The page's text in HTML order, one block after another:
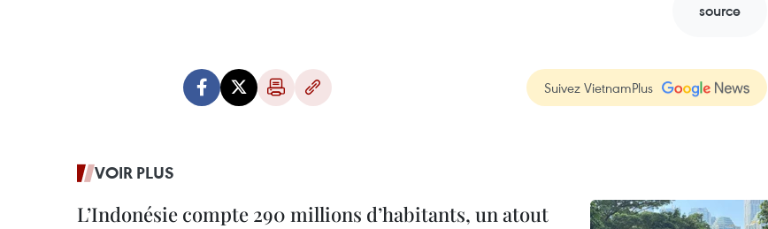
source
Suivez VietnamPlus
VOIR PLUS
L’Indonésie compte 290 millions d’habitants, un atout